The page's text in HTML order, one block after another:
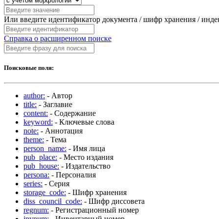
Или введите идентификатор документа / шифр хранения /
Справка о расширенном поиске
Поисковые поля:
author: - Автор
title: - Заглавие
content: - Содержание
keyword: - Ключевые слова
note: - Аннотация
theme: - Тема
person_name: - Имя лица
pub_place: - Место издания
pub_house: - Издательство
persona: - Персоналия
series: - Серия
storage_code: - Шифр хранения
diss_council_code: - Шифр диссовета
regnum: - Регистрационный номер